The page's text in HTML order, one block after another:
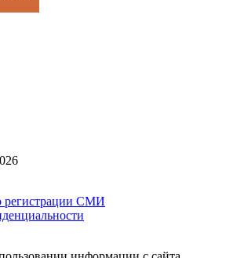
регистрации СМИ